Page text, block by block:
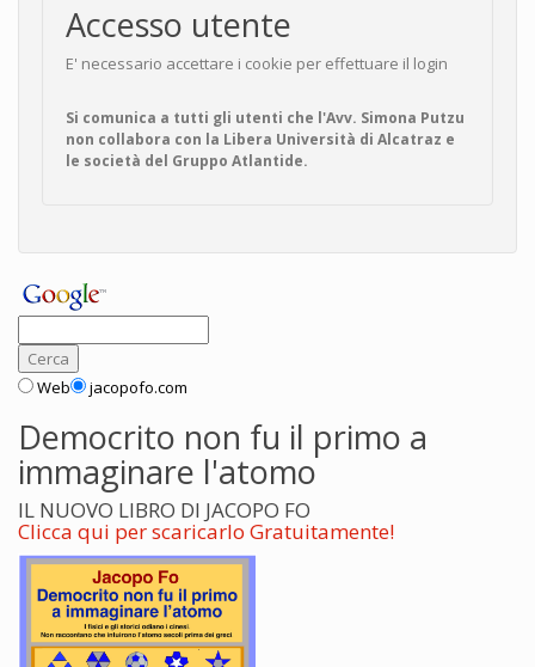
Accesso utente
E' necessario accettare i cookie per effettuare il login
Si comunica a tutti gli utenti che l'Avv. Simona Putzu
non collabora con la Libera Università di Alcatraz e
le società del Gruppo Atlantide.
Web jacopofo.com
Democrito non fu il primo a
immaginare l'atomo
IL NUOVO LIBRO DI JACOPO FO
Clicca qui per scaricarlo Gratuitamente!